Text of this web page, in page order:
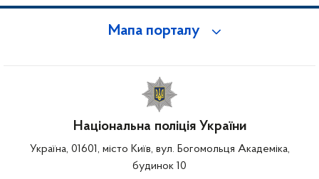
Мапа порталу
Національна поліція України
Україна, 01601, місто Київ, вул. Богомольця Академіка,
будинок 10